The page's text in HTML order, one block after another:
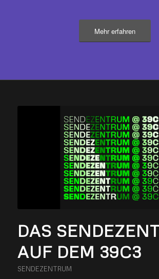
Mehr erfahren
DAS
AUF DEM 39C3
SENDEZENTRUM